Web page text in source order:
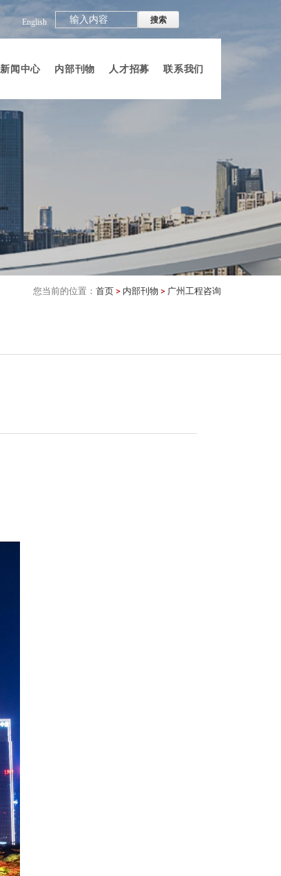
English
新闻中心 内部刊物 人才招募 联系我们
您当前的位置： 首页 > 内部刊物 > 广州工程咨询